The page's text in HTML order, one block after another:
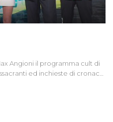
Angioni il programma cult di
ed inchieste di cronaca